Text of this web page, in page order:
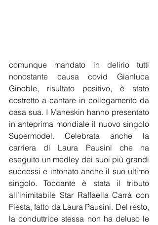
comunque mandato in delirio tutti
nonostante causa covid Gianluca
Ginoble, risultato positivo, è stato
costretto a cantare in collegamento da
casa sua. I Maneskin hanno presentato
in anteprima mondiale il nuovo singolo
Supermodel. Celebrata anche la
carriera di Laura Pausini che ha
eseguito un medley dei suoi più grandi
successi e intonato anche il suo ultimo
singolo. Toccante è stata il tributo
all’inimitabile Star Raffaella Carrà con
Fiesta, fatto da Laura Pausini. Del resto,
la conduttrice stessa non ha deluso le